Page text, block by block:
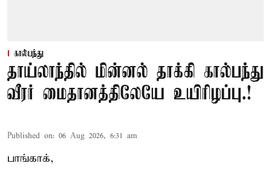
கால்பந்து
தாய்லாந்தில் மின்னல் தாக்கி கால்பந்து
வீரர் மைதானத்திலேயே உயிரிழப்பு.!
Published on: 06 Aug 2026, 6:31 am
பாங்காக்,